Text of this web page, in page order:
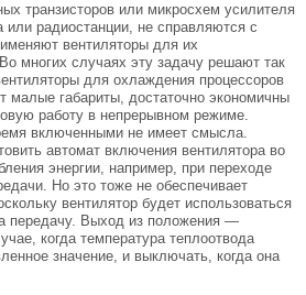
транзисторов или микросхем усилителя
радиостанции, не справляются с
вентиляторы для их
многих случаях эту задачу решают так
для охлаждения процессоров
малые габариты, достаточно экономичны
работу в непрерывном режиме.
включенными не имеет смысла.
автомат включения вентилятора во
энергии, например, при переходе
Но это тоже не обеспечивает
вентилятор будет использоваться
передачу. Выход из положения —
когда температура теплоотвода
значение, и выключать, когда она